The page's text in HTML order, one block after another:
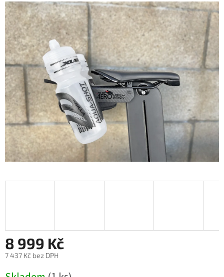
produktu
je
0,0
z
5
hvězdiček.
8 999 Kč
7 437 Kč bez DPH